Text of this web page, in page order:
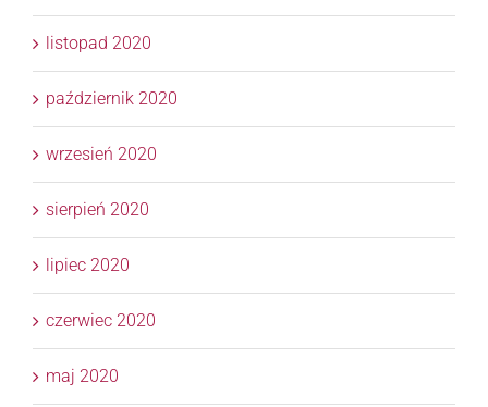
listopad 2020
październik 2020
wrzesień 2020
sierpień 2020
lipiec 2020
czerwiec 2020
maj 2020